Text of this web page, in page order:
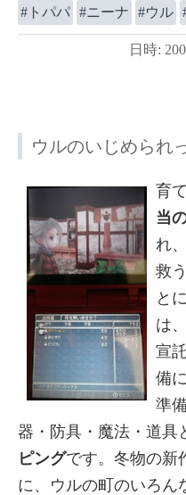
トパパ ニーナ ウル
日時:
ウルのいじめられ
育
当
れ
救
とに
は
宣
備
準
器・防具・魔法・道具
ピングです。冬物の新
に、ウルの町のいろん